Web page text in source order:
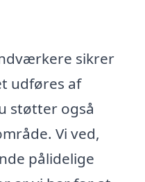
sikrer
udføres af
støtter også
Vi ved,
pålidelige